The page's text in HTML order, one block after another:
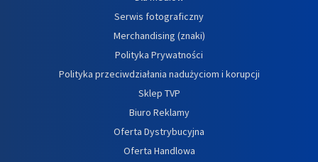
Serwis fotograficzny
Merchandising (znaki)
Polityka Prywatności
Polityka przeciwdziałania nadużyciom i korupcji
Sklep TVP
Biuro Reklamy
Oferta Dystrybucyjna
Oferta Handlowa